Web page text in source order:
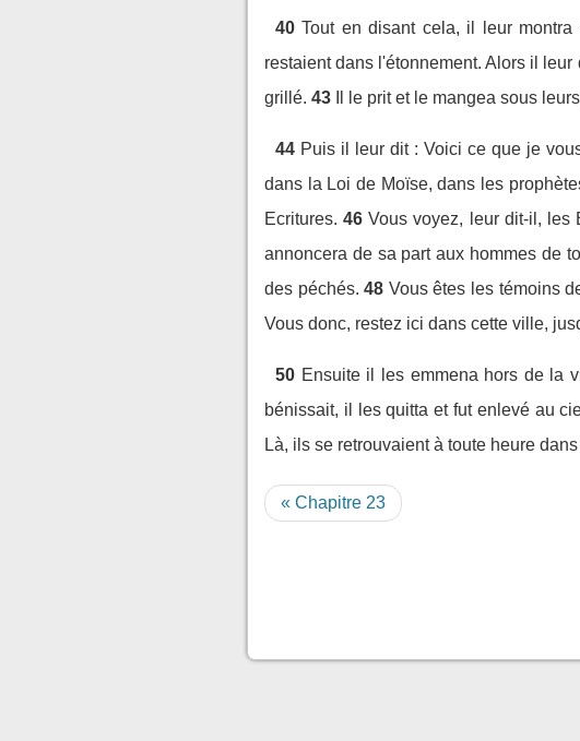
40 Tout en disant cela, il leur
restaient dans l'étonnement. Alors il
grillé. 43 Il le prit et le mangea sous
44 Puis il leur dit : Voici ce que je
dans la Loi de Moïse, dans les
Ecritures. 46 Vous voyez, leur dit-il, les
annoncera de sa part aux hommes de
des péchés. 48 Vous êtes les témoins
Vous donc, restez ici dans cette ville,
50 Ensuite il les emmena hors de la
bénissait, il les quitta et fut enlevé au
Là, ils se retrouvaient à toute heure
« Chapitre 23